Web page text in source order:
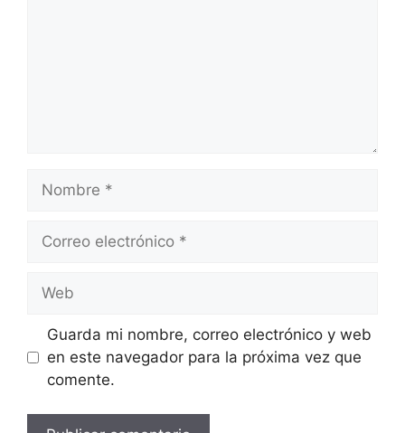
electrónico
Guarda mi nombre, correo electrónico y web
en este navegador para la próxima vez que
comente.